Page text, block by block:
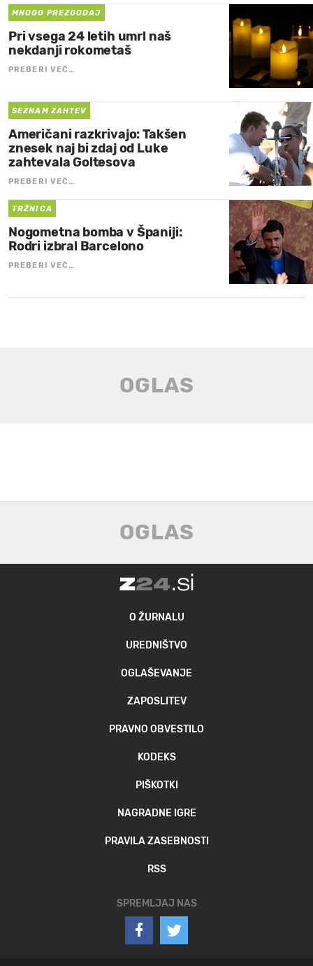
MNOGO PREZGODAJ
Pri vsega 24 letih umrl naš
nekdanji rokometaš
PREBERI VEČ…
SEZNAM ZAHTEV
Američani razkrivajo: Takšen
znesek naj bi zdaj od Luke
zahtevala Goltesova
PREBERI VEČ…
TRŽNICA
Nogometna bomba v Španiji:
Rodri izbral Barcelono
PREBERI VEČ…
O ŽURNALU
UREDNIŠTVO
OGLAŠEVANJE
ZAPOSLITEV
PRAVNO OBVESTILO
KODEKS
PIŠKOTKI
NAGRADNE IGRE
PRAVILA ZASEBNOSTI
RSS
SPREMLJAJ NAS